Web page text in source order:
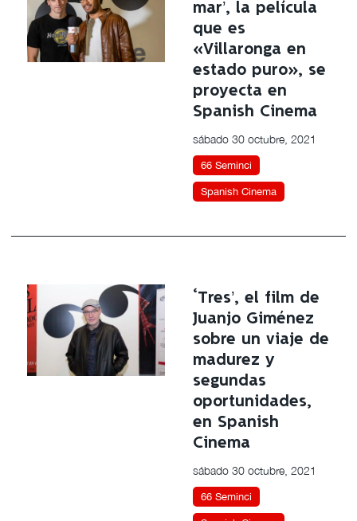
mar’, la película
que es
«Villaronga en
estado puro», se
proyecta en
Spanish Cinema
sábado 30 octubre, 2021
66 Seminci
Spanish Cinema
‘Tres’, el film de
Juanjo Giménez
sobre un viaje de
madurez y
segundas
oportunidades,
en Spanish
Cinema
sábado 30 octubre, 2021
66 Seminci